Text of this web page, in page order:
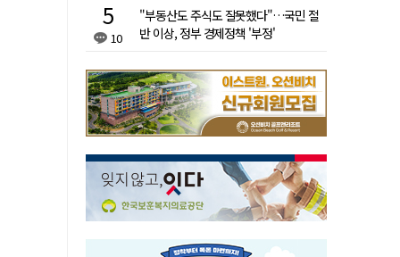
10
"부동산도 주식도 잘못했다"…국민 절
반 이상, 정부 경제정책 '부정'